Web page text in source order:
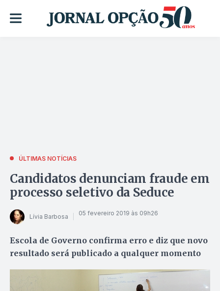
ÚLTIMAS NOTÍCIAS
Candidatos denunciam fraude em
processo seletivo da Seduce
Lívia Barbosa 05 fevereiro 2019 às 09h26
Escola de Governo confirma erro e diz que novo
resultado será publicado a qualquer momento